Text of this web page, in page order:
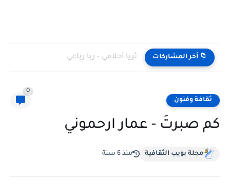
📁 أخر المشاركات ثريا أحلامي - ربا رباعي
ثقافة وفنون
0
كم صبرتَ - عمار ارحموني
مجلة بويب الثقافية منذ 6 سنة